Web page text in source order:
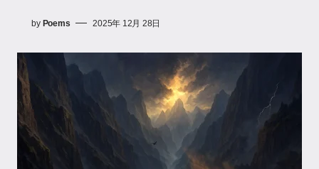
by Poems 2025年 12月 28日